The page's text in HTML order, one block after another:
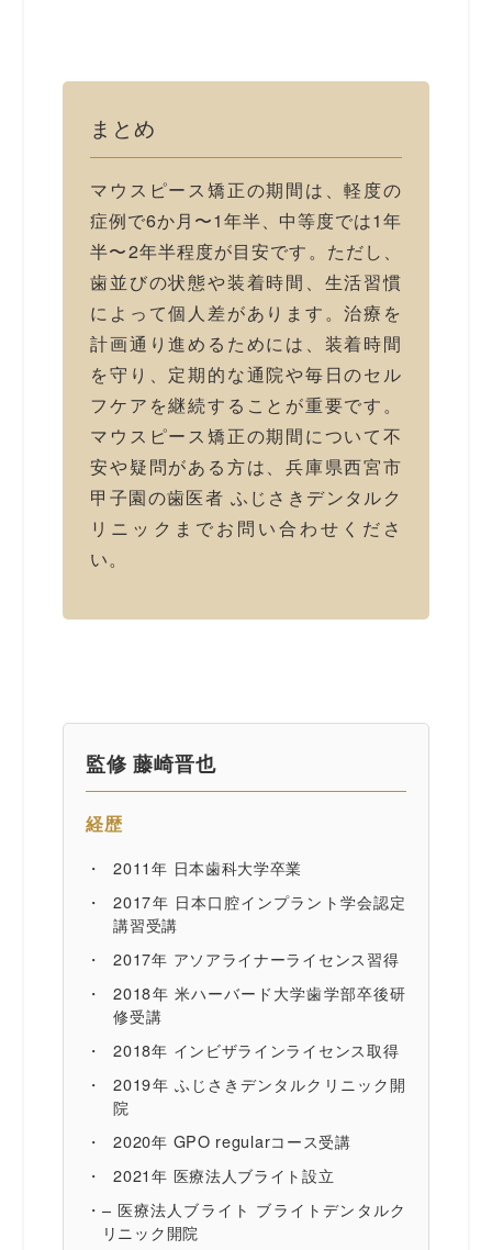
まとめ
マウスピース矯正の期間は、軽度の
症例で6か月〜1年半、中等度では1年
半〜2年半程度が目安です。ただし、
歯並びの状態や装着時間、生活習慣
によって個人差があります。治療を
計画通り進めるためには、装着時間
を守り、定期的な通院や毎日のセル
フケアを継続することが重要です。
マウスピース矯正の期間について不
安や疑問がある方は、兵庫県西宮市
甲子園の歯医者 ふじさきデンタルク
リニックまでお問い合わせくださ
い。
監修 藤崎晋也
経歴
2011年 日本歯科大学卒業
2017年 日本口腔インプラント学会認定
講習受講
2017年 アソアライナーライセンス習得
2018年 米ハーバード大学歯学部卒後研
修受講
2018年 インビザラインライセンス取得
2019年 ふじさきデンタルクリニック開
院
2020年 GPO regularコース受講
2021年 医療法人ブライト設立
– 医療法人ブライト ブライトデンタルク
リニック開院